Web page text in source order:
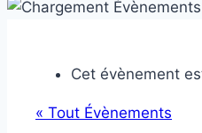
Cet évènement
« Tout Évènements